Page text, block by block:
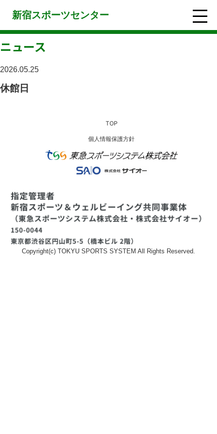
新宿スポーツセンター
ニュース
2026.05.25
休館日
TOP
個人情報保護方針
Copyright(c) TOKYU SPORTS SYSTEM All Rights Reserved.